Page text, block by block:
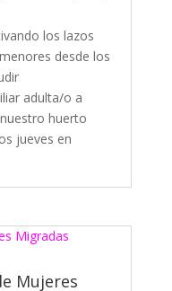
los lazos
desde los
adulta/o a
huerto
jueves en
Mujeres